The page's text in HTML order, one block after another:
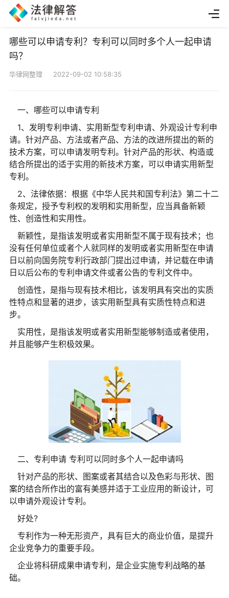
哪些可以申请专利？专利可以同时多个人一起申请
吗？
华律网整理 2022-09-02 10:58:35
一、哪些可以申请专利
1、发明专利申请、实用新型专利申请、外观设计专利申
请。针对产品、方法或者产品、方法的改进所提出的新的
技术方案，可以申请发明专利。针对产品的形状、构造或
结合所提出的适于实用的新技术方案，可以申请实用新型
专利。
2、法律依据：根据《中华人民共和国专利法》第二十二
条规定，授予专利权的发明和实用新型，应当具备新颖
性、创造性和实用性。
新颖性，是指该发明或者实用新型不属于现有技术；也
没有任何单位或者个人就同样的发明或者实用新型在申请
日以前向国务院专利行政部门提出过申请，并记载在申请
日以后公布的专利申请文件或者公告的专利文件中。
创造性，是指与现有技术相比，该发明具有突出的实质
性特点和显著的进步，该实用新型具有实质性特点和进
步。
实用性，是指该发明或者实用新型能够制造或者使用，
并且能够产生积极效果。
二、专利申请 专利可以同时多个人一起申请吗
针对产品的形状、图案或者其结合以及色彩与形状、图
案的结合所作出的富有美感并适于工业应用的新设计，可
以申请外观设计专利。
好处?
专利作为一种无形资产，具有巨大的商业价值，是提升
企业竞争力的重要手段。
企业将科研成果申请专利，是企业实施专利战略的基
础。